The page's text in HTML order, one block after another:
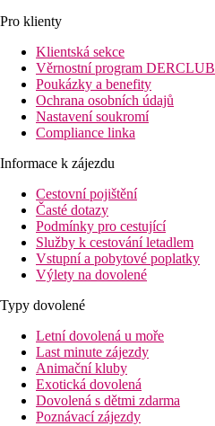
Pro klienty
Klientská sekce
Věrnostní program DERCLUB
Poukázky a benefity
Ochrana osobních údajů
Nastavení soukromí
Compliance linka
Informace k zájezdu
Cestovní pojištění
Časté dotazy
Podmínky pro cestující
Služby k cestování letadlem
Vstupní a pobytové poplatky
Výlety na dovolené
Typy dovolené
Letní dovolená u moře
Last minute zájezdy
Animační kluby
Exotická dovolená
Dovolená s dětmi zdarma
Poznávací zájezdy